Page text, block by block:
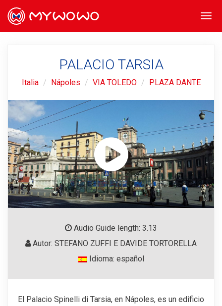
PALACIO TARSIA
Italia Nápoles VIA TOLEDO PLAZA DANTE
Audio Guide length: 3.13
Autor: STEFANO ZUFFI E DAVIDE TORTORELLA
Idioma: español
El Palacio Spinelli di Tarsia, en Nápoles, es un edificio